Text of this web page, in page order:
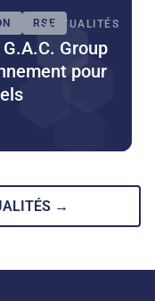
RSEACTUALITÉS
Group
pour
→